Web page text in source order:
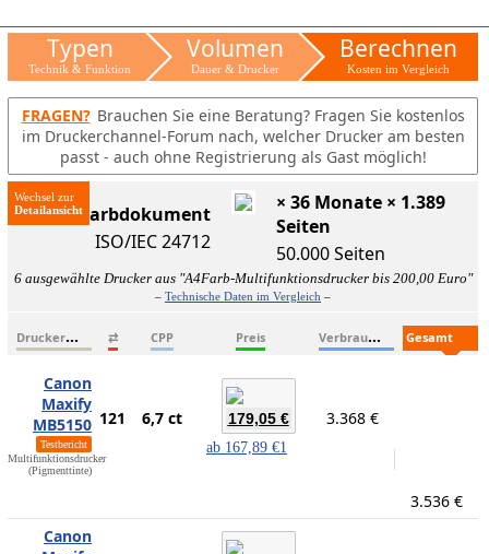
Typen
Technik & Funktion
Volumen
Dauer & Drucker
Berechnen
Kosten im Vergleich
FRAGEN? Brauchen Sie eine Beratung? Fragen Sie kostenlos
im Druckerchannel-Forum nach, welcher Drucker am besten
passt - auch ohne Registrierung als Gast möglich!
Wechsel zur
ISO-Farbdokument
ISO/IEC 24712
× 36 Monate × 1.389
Seiten
50.000 Seiten
6 ausgewählte Drucker aus "A4Farb-Multifunktionsdrucker bis 200,00 Euro"
– Technische Daten im Vergleich –
D
ruckername ⇄ CPP Preis V
erbrauchsmaterialien
Canon
Maxify
MB5150
Testbericht
Multifunktionsdrucker
(Pigmenttinte)
121 6,7 ct 179,05 €
ab 167,89 €1
3.368 €
3.536 €
Canon